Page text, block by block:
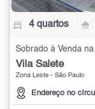
4 quartos
Sobrado à Venda
Vila Salete
Zona Leste - São Paulo
Endereço no